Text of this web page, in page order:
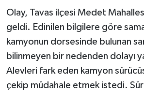
Olay, Tavas ilçesi Medet
geldi. Edinilen bilgilere göre
kamyonun dorsesinde bulunan
bilinmeyen bir nedenden dolayı
Alevleri fark eden kamyon
çekip müdahale etmek istedi.